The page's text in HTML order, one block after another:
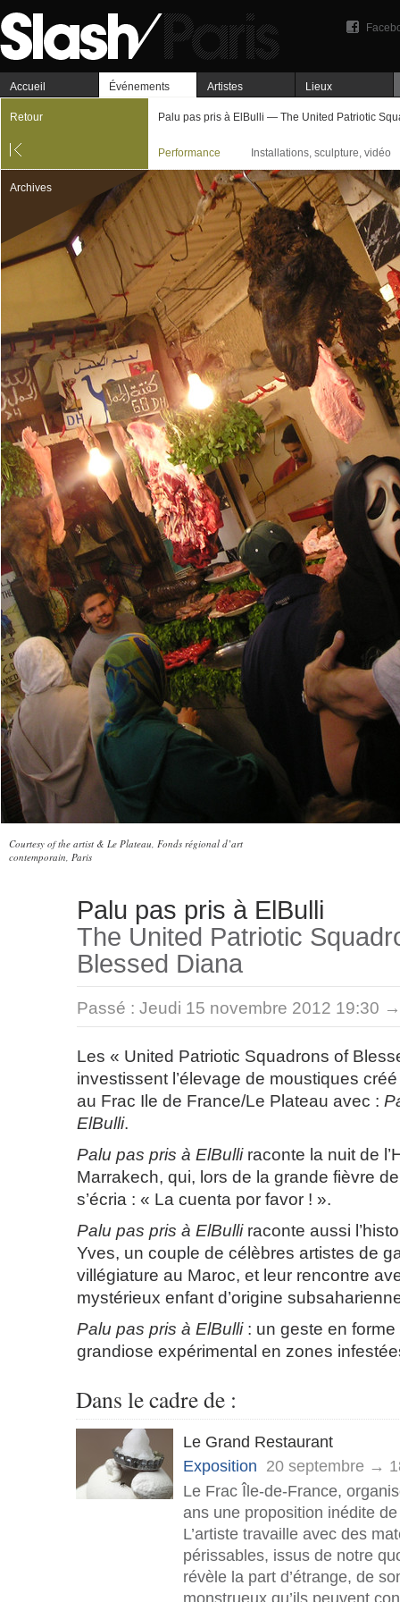
Accueil Événements Artistes Lieux
Retour Palu pas pris à ElBulli — The United Patriotic
Performance Installations, sculpture, vidéo
Archives
Courtesy of the artist & Le Plateau, Fonds régional d’art
contemporain, Paris
Palu pas pris à ElBulli
The United Patriotic
Blessed Diana
Passé : Jeudi 15 novembre 2012 19:30
Les « United Patriotic Squadrons of
investissent l’élevage de moustiques
au Frac Ile de France/Le Plateau avec :
ElBulli.
Palu pas pris à ElBulliraconte la nuit de
Marrakech, qui, lors de la grande fièvre
s’écria : « La cuenta por favor ! ».
Palu pas pris à ElBulliraconte aussi
Yves, un couple de célèbres artistes de
villégiature au Maroc, et leur rencontre
mystérieux enfant d’origine
Palu pas pris à ElBulli: un geste en forme
grandiose expérimental en zones
Dans le cadre de :
Le Grand Restaurant
Exposition 20 septembre →
Le Frac Île-de-France,
ans une proposition inédite
L’artiste travaille avec des
périssables, issus de notre
révèle la part d’étrange, de
monstrueux qu’ils peuvent